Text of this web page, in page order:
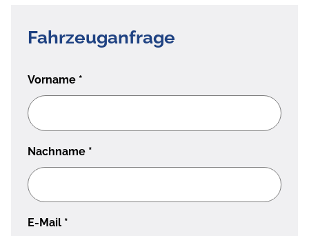
Fahrzeuganfrage
Vorname *
Nachname *
E-Mail *